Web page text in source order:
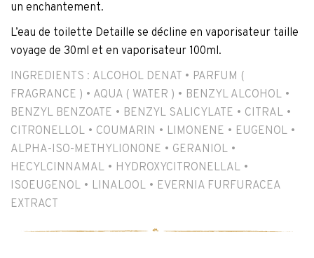
un enchantement.
L’eau de toilette Detaille se décline en vaporisateur taille
voyage de 30ml et en vaporisateur 100ml.
INGREDIENTS : ALCOHOL DENAT • PARFUM (
FRAGRANCE ) • AQUA ( WATER ) • BENZYL ALCOHOL •
BENZYL BENZOATE • BENZYL SALICYLATE • CITRAL •
CITRONELLOL • COUMARIN • LIMONENE • EUGENOL •
ALPHA-ISO-METHYLIONONE • GERANIOL •
HECYLCINNAMAL • HYDROXYCITRONELLAL •
ISOEUGENOL • LINALOOL • EVERNIA FURFURACEA
EXTRACT